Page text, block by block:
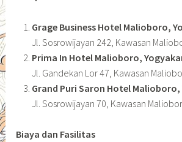
Grage Business Hotel Malioboro,
Jl. Sosrowijayan 242, Kawasan
Prima In Hotel Malioboro,
Jl. Gandekan Lor 47, Kawasan
Grand Puri Saron Hotel
Jl. Sosrowijayan 70, Kawasan
Biaya dan Fasilitas